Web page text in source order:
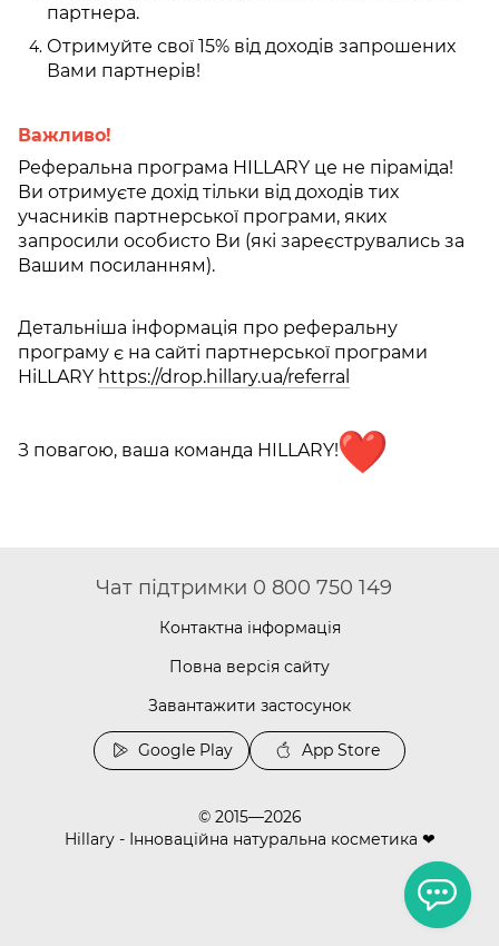
партнера.
Отримуйте свої 15% від доходів запрошених
Вами партнерів!
Важливо!
Реферальна програма HILLARY це не піраміда!
Ви отримуєте дохід тільки від доходів тих
учасників партнерської програми, яких
запросили особисто Ви (які зареєструвались за
Вашим посиланням).
Детальніша інформація про реферальну
програму є на сайті партнерської програми
HiLLARY https://drop.hillary.ua/referral
З повагою, ваша команда HILLARY!
Чат підтримки 0 800 750 149
Контактна інформація
Повна версія сайту
Завантажити застосунок
Google Play App Store
© 2015—2026
Hillary - Інноваційна натуральна косметика ❤